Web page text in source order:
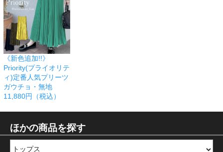
《新色追加!!》
Priority(プライオリテ
ィ)定番人気プリーツ
ガウチョ・無地
11,880円（税込）
ほかの商品を探す